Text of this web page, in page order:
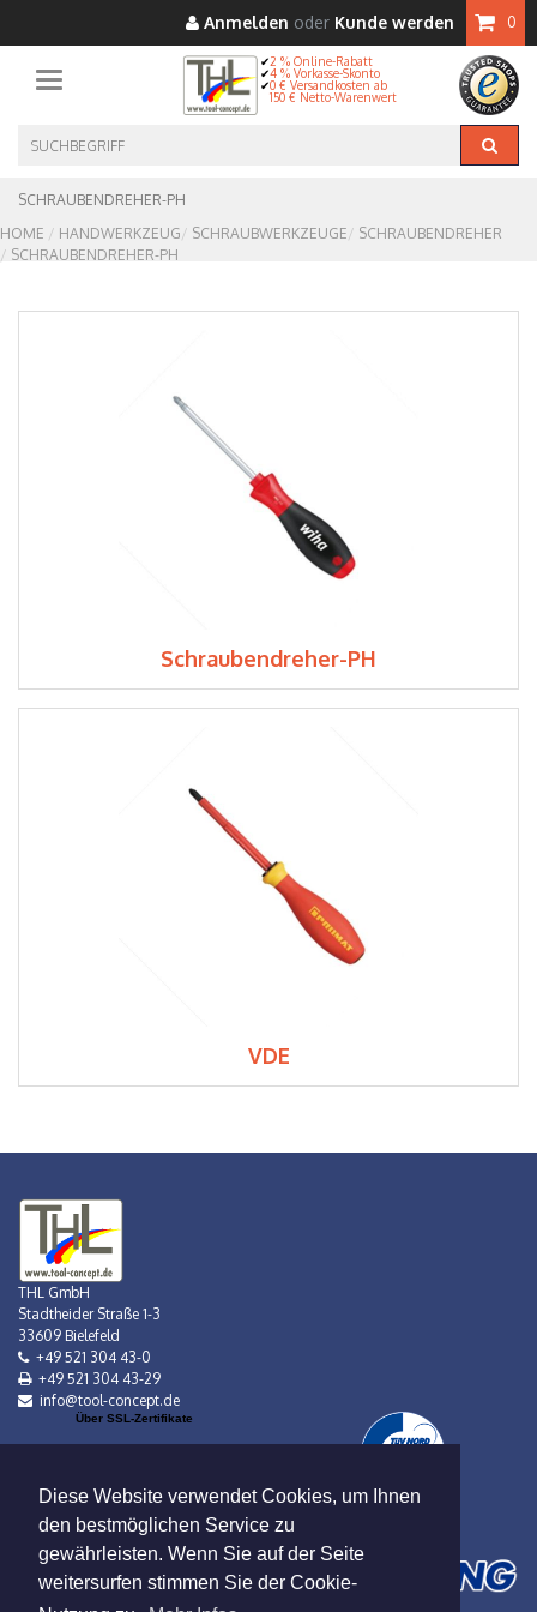
Diese Website verwendet Cookies, um Ihnen
den bestmöglichen Service zu
gewährleisten. Wenn Sie auf der Seite
weitersurfen stimmen Sie der Cookie-
Anmelden oder Kunde werden 0
Toggle navigation
2 % Online-Rabatt
4 % Vorkasse-Skonto
0 € Versandkosten ab
150 € Netto-Warenwert
SCHRAUBENDREHER-PH
HOME
HANDWERKZEUG SCHRAUBWERKZEUGE
SCHRAUBENDREHER
SCHRAUBENDREHER-PH
Schraubendreher-PH
VDE
THL GmbH
Stadtheider Straße 1-3
33609 Bielefeld
+49 521 304 43-0
+49 521 304 43-29
info@tool-concept.de
Über SSL-Zertifikate